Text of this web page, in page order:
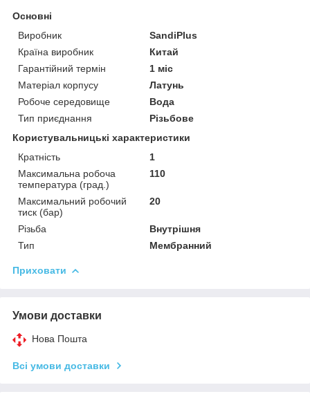
Основні
Виробник
SandiPlus
Країна виробник
Китай
Гарантійний термін
1 міс
Матеріал корпусу
Латунь
Робоче середовище
Вода
Тип приєднання
Різьбове
Користувальницькі характеристики
Кратність
1
Максимальна робоча
температура (град.)
110
Максимальний робочий
тиск (бар)
20
Різьба
Внутрішня
Тип
Мембранний
Приховати
Умови доставки
Нова Пошта
Всі умови доставки